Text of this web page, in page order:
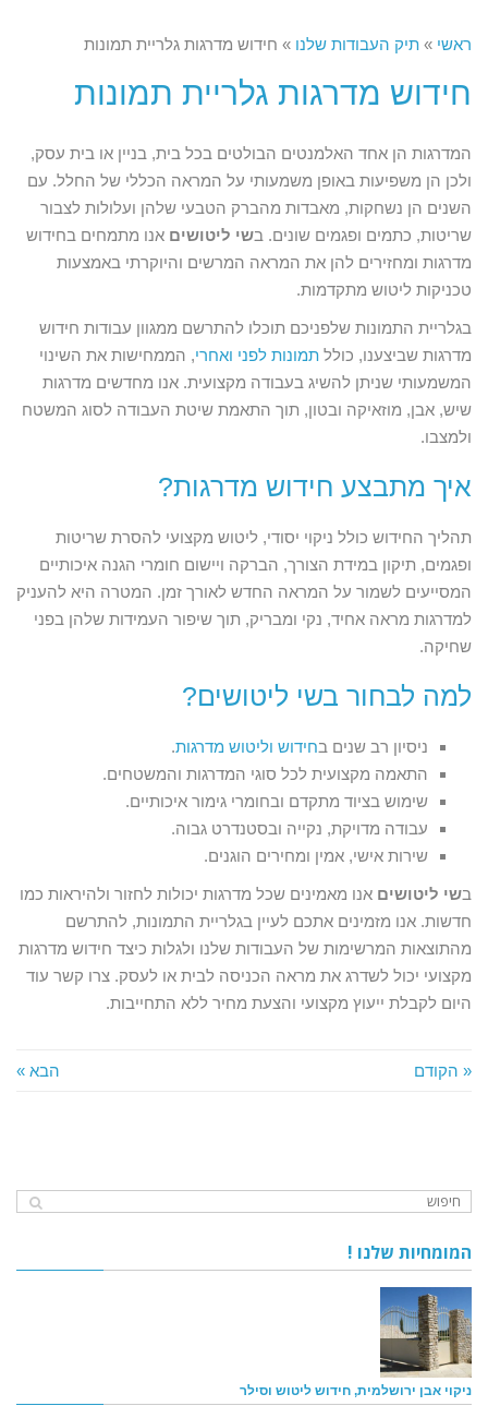
ראשי » תיק העבודות שלנו » חידוש מדרגות גלריית תמונות
חידוש מדרגות גלריית תמונות
המדרגות הן אחד האלמנטים הבולטים בכל בית, בניין או בית עסק,
ולכן הן משפיעות באופן משמעותי על המראה הכללי של החלל. עם
השנים הן נשחקות, מאבדות מהברק הטבעי שלהן ועלולות לצבור
שריטות, כתמים ופגמים שונים. בשי ליטושים אנו מתמחים בחידוש
מדרגות ומחזירים להן את המראה המרשים והיוקרתי באמצעות
טכניקות ליטוש מתקדמות.
בגלריית התמונות שלפניכם תוכלו להתרשם ממגוון עבודות חידוש
מדרגות שביצענו, כולל תמונות לפני ואחרי, הממחישות את השינוי
המשמעותי שניתן להשיג בעבודה מקצועית. אנו מחדשים מדרגות
שיש, אבן, מוזאיקה ובטון, תוך התאמת שיטת העבודה לסוג המשטח
ולמצבו.
איך מתבצע חידוש מדרגות?
תהליך החידוש כולל ניקוי יסודי, ליטוש מקצועי להסרת שריטות
ופגמים, תיקון במידת הצורך, הברקה ויישום חומרי הגנה איכותיים
המסייעים לשמור על המראה החדש לאורך זמן. המטרה היא להעניק
למדרגות מראה אחיד, נקי ומבריק, תוך שיפור העמידות שלהן בפני
שחיקה.
למה לבחור בשי ליטושים?
ניסיון רב שנים בחידוש וליטוש מדרגות.
התאמה מקצועית לכל סוגי המדרגות והמשטחים.
שימוש בציוד מתקדם ובחומרי גימור איכותיים.
עבודה מדויקת, נקייה ובסטנדרט גבוה.
שירות אישי, אמין ומחירים הוגנים.
בשי ליטושים אנו מאמינים שכל מדרגות יכולות לחזור ולהיראות כמו
חדשות. אנו מזמינים אתכם לעיין בגלריית התמונות, להתרשם
מהתוצאות המרשימות של העבודות שלנו ולגלות כיצד חידוש מדרגות
מקצועי יכול לשדרג את מראה הכניסה לבית או לעסק. צרו קשר עוד
היום לקבלת ייעוץ מקצועי והצעת מחיר ללא התחייבות.
« הקודם הבא »
המומחיות שלנו !
ניקוי אבן ירושלמית, חידוש ליטוש וסילר